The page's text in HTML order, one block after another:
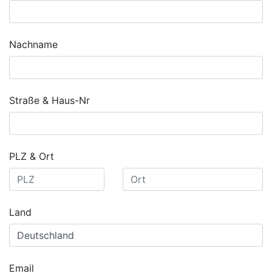
Nachname
Straße & Haus-Nr
PLZ & Ort
Land
Email